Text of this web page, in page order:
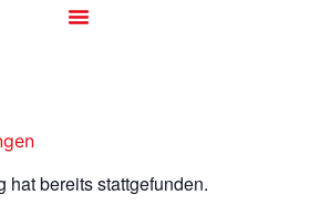
hat bereits stattgefunden.